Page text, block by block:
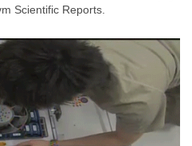
Scientific Reports.